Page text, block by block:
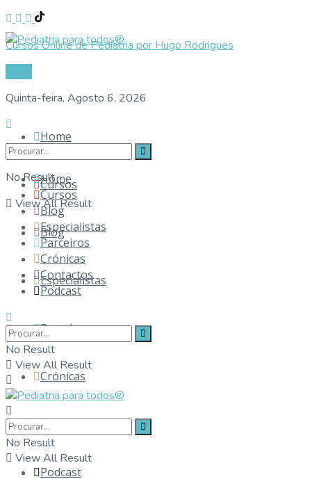
Cursos Online de Pediatria por Hugo Rodrigues
Quinta-feira, Agosto 6, 2026
No Result
View All Result
Home
Cursos
Blog
Especialistas
Parceiros
Crónicas
Contactos
Podcast
Home
Cursos
Blog
Especialistas
Parceiros
Crónicas
Contactos
Podcast
No Result
View All Result
No Result
View All Result